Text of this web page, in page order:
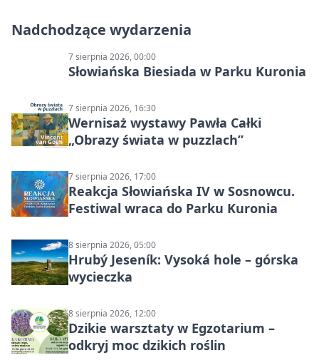
Nadchodzące wydarzenia
7 sierpnia 2026, 00:00
Słowiańska Biesiada w Parku Kuronia
7 sierpnia 2026, 16:30
Wernisaż wystawy Pawła Całki
„Obrazy świata w puzzlach”
7 sierpnia 2026, 17:00
Reakcja Słowiańska IV w Sosnowcu.
Festiwal wraca do Parku Kuronia
8 sierpnia 2026, 05:00
Hrubý Jeseník: Vysoká hole – górska
wycieczka
8 sierpnia 2026, 12:00
Dzikie warsztaty w Egzotarium –
odkryj moc dzikich roślin